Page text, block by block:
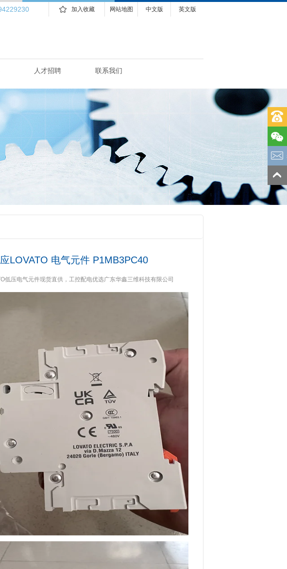
英文版
中文版
网站地图
加入收藏
人才招聘 联系我们
LOVATO 电气元件 P1MB3PC40
低压电气元件现货直供，工控配电优选广东华鑫三维科技有限公司